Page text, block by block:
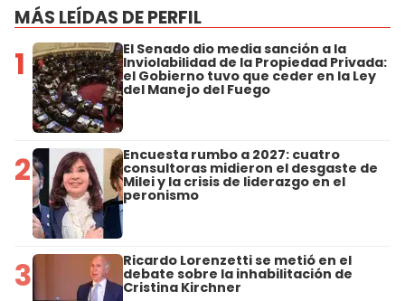
MÁS LEÍDAS DE PERFIL
1 El Senado dio media sanción a la
Inviolabilidad de la Propiedad Privada:
el Gobierno tuvo que ceder en la Ley
del Manejo del Fuego
2 Encuesta rumbo a 2027: cuatro
consultoras midieron el desgaste de
Milei y la crisis de liderazgo en el
peronismo
3 Ricardo Lorenzetti se metió en el
debate sobre la inhabilitación de
Cristina Kirchner